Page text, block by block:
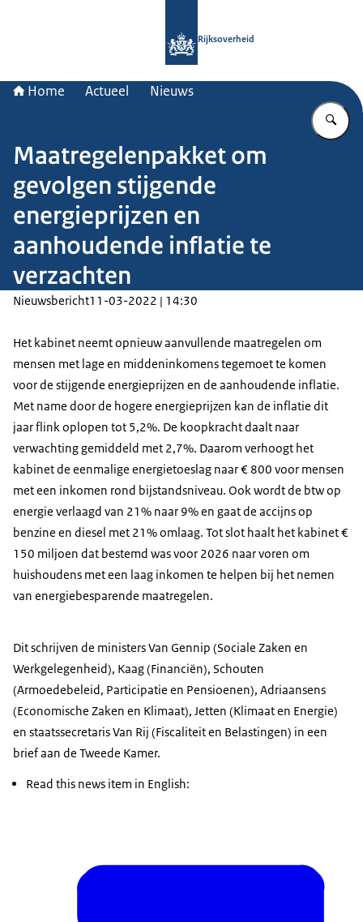
Rijksoverheid
Home Actueel Nieuws
Maatregelenpakket om
gevolgen stijgende
energieprijzen en
aanhoudende inflatie te
verzachten
Nieuwsbericht11-03-2022 | 14:30
Het kabinet neemt opnieuw aanvullende maatregelen om
mensen met lage en middeninkomens tegemoet te komen
voor de stijgende energieprijzen en de aanhoudende inflatie.
Met name door de hogere energieprijzen kan de inflatie dit
jaar flink oplopen tot 5,2%. De koopkracht daalt naar
verwachting gemiddeld met 2,7%. Daarom verhoogt het
kabinet de eenmalige energietoeslag naar € 800 voor mensen
met een inkomen rond bijstandsniveau. Ook wordt de btw op
energie verlaagd van 21% naar 9% en gaat de accijns op
benzine en diesel met 21% omlaag. Tot slot haalt het kabinet €
150 miljoen dat bestemd was voor 2026 naar voren om
huishoudens met een laag inkomen te helpen bij het nemen
van energiebesparende maatregelen.
Dit schrijven de ministers Van Gennip (Sociale Zaken en
Werkgelegenheid), Kaag (Financiën), Schouten
(Armoedebeleid, Participatie en Pensioenen), Adriaansens
(Economische Zaken en Klimaat), Jetten (Klimaat en Energie)
en staatssecretaris Van Rij (Fiscaliteit en Belastingen) in een
brief aan de Tweede Kamer.
Read this news item in English: